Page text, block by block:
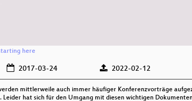
here
2017-03-24 2022-02-12
mittlerweile auch immer häufiger Konferenzvorträge
Leider hat sich für den Umgang mit diesen wichtigen